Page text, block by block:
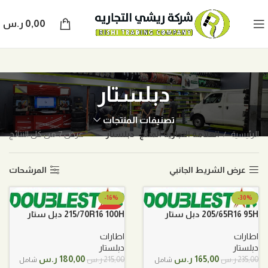
0,00 ر.س
دبلستار
تصنيفات المنتجات
الرئيسية العلامة التجارية المنتج دبلستار عرض ⁦7⁩ من كل النتائج
عرض الشريط الجانبي المرشحات
-30%
205/65R16 95H دبل ستار
اطارات
دبلستار
235,00ر.س السعر
165,00 ر.س السعر
شامل
-16%
بيعت
215/70R16 100H دبل ستار
اطارات
دبلستار
215,00ر.س السعر
180,00 ر.س السعر
شامل